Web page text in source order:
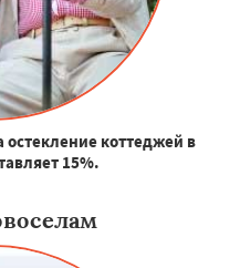
коттеджей в
15%.